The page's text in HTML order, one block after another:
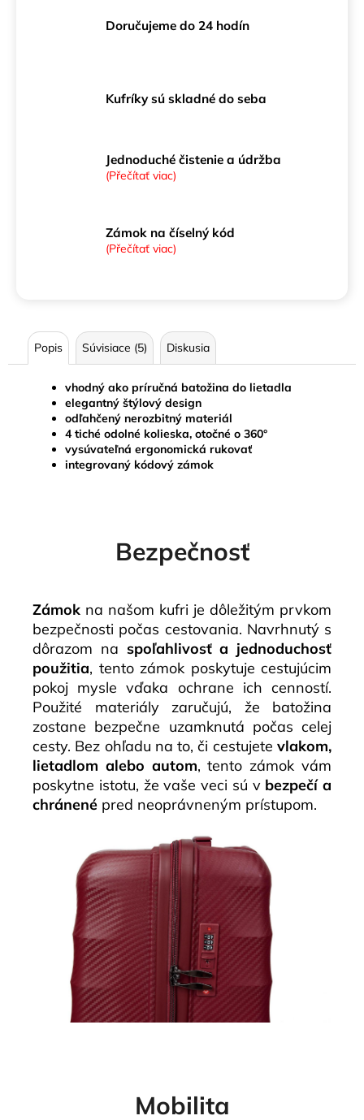
Doručujeme do 24 hodín
Kufríky sú skladné do seba
Jednoduché čistenie a údržba
(Přečítať viac)
Zámok na číselný kód
(Přečítať viac)
Popis Súvisiace (5) Diskusia
vhodný ako príručná batožina do lietadla
elegantný štýlový design
odľahčený nerozbitný materiál
4 tiché odolné kolieska, otočné o 360°
vysúvateľná ergonomická rukovať
integrovaný kódový zámok
Bezpečnosť
Zámok na našom kufri je dôležitým prvkom
bezpečnosti počas cestovania. Navrhnutý s
dôrazom na spoľahlivosť a jednoduchosť
použitia, tento zámok poskytuje cestujúcim
pokoj mysle vďaka ochrane ich cenností.
Použité materiály zaručujú, že batožina
zostane bezpečne uzamknutá počas celej
cesty. Bez ohľadu na to, či cestujete vlakom,
lietadlom alebo autom, tento zámok vám
poskytne istotu, že vaše veci sú v bezpečí a
chránené pred neoprávneným prístupom.
Mobilita